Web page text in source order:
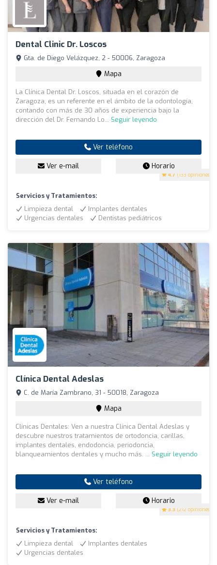
Dental Clinic Dr. Loscos
4.7 (133 opiniones)
Gta. de Diego Velázquez, 2 - 50006, Zaragoza
Mapa
La Clínica Dental Dr. Loscos, situada en el corazón de
Zaragoza, es un referente en el ámbito de la odontología,
contando con más de 30 años de experiencia bajo la
dirección del Dr. Fernando Lo... Seguir leyendo
Ver teléfono
Ver e-mail Horario
Servicios y Tratamientos:
Limpieza dental
Implantes dentales
Urgencias dentales
Dentistas pediátricos
Clínica Dental Adeslas
3.3 (212 opiniones)
C. de María Zambrano, 31 - 50018, Zaragoza
Mapa
Clínicas Dentales: Ven a nuestra Clínica Dental Adeslas y
descubre nuestros tratamientos de ortodoncia, carillas,
implantes dentales, endodoncia, periodoncia,
blanqueamientos dentales y mucho más. ... Seguir leyendo
Ver teléfono
Ver e-mail Horario
Servicios y Tratamientos:
Limpieza dental
Implantes dentales
Urgencias dentales